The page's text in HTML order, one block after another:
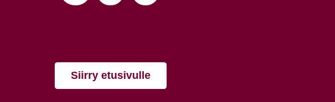
Siirry etusivulle